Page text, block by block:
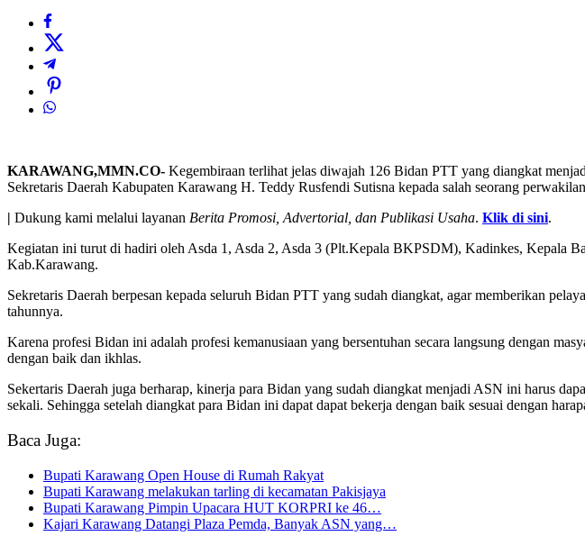
KARAWANG,MMN.CO- Kegembiraan terlihat jelas diwajah 126 Bidan PTT yang diangkat
Sekretaris Daerah Kabupaten Karawang H. Teddy Rusfendi Sutisna kepada salah seorang
| Dukung kami melalui layanan Berita Promosi, Advertorial, dan Publikasi Usaha. Klik di sini.
Kegiatan ini turut di hadiri oleh Asda 1, Asda 2, Asda 3 (Plt.Kepala BKPSDM), Kadinkes, Kepala
Kab.Karawang.
Sekretaris Daerah berpesan kepada seluruh Bidan PTT yang sudah diangkat, agar memberikan
tahunnya.
Karena profesi Bidan ini adalah profesi kemanusiaan yang bersentuhan secara langsung dengan
dengan baik dan ikhlas.
Sekertaris Daerah juga berharap, kinerja para Bidan yang sudah diangkat menjadi ASN ini harus
sekali. Sehingga setelah diangkat para Bidan ini dapat dapat bekerja dengan baik sesuai dengan
Baca Juga:
Bupati Karawang Open House di Rumah Rakyat
Bupati Karawang melakukan tarling di kecamatan Pakisjaya
Bupati Karawang Pimpin Upacara HUT KORPRI ke 46…
Kajari Karawang Datangi Plaza Pemda, Banyak ASN yang…